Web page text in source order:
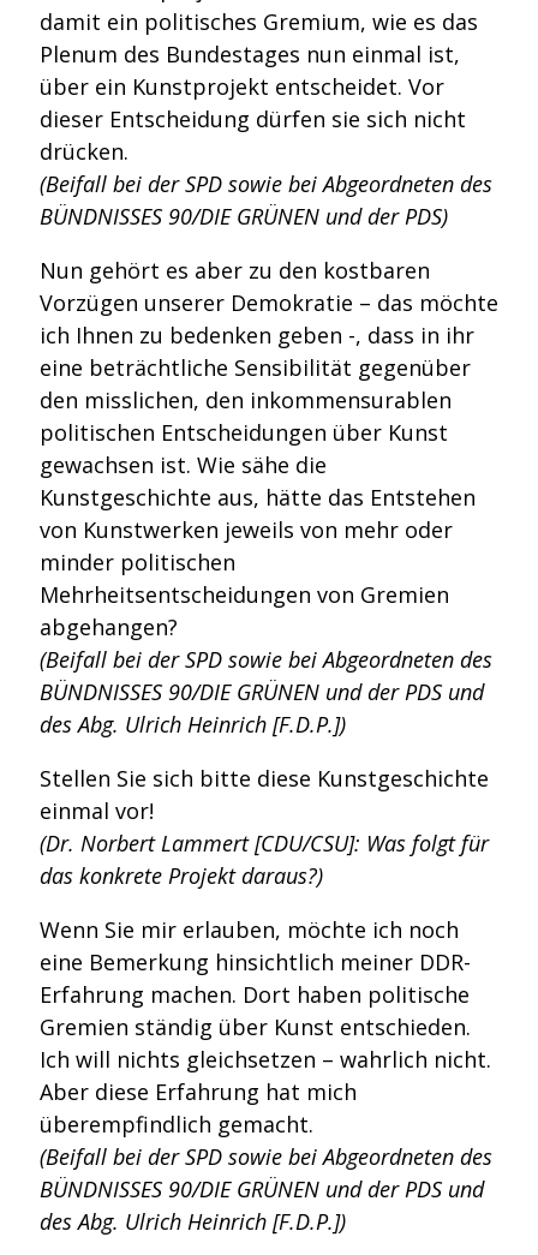
damit ein politisches Gremium, wie es das
Plenum des Bundestages nun einmal ist,
über ein Kunstprojekt entscheidet. Vor
dieser Entscheidung dürfen sie sich nicht
drücken.
(Beifall bei der SPD sowie bei Abgeordneten des
BÜNDNISSES 90/DIE GRÜNEN und der PDS)
Nun gehört es aber zu den kostbaren
Vorzügen unserer Demokratie – das möchte
ich Ihnen zu bedenken geben -, dass in ihr
eine beträchtliche Sensibilität gegenüber
den misslichen, den inkommensurablen
politischen Entscheidungen über Kunst
gewachsen ist. Wie sähe die
Kunstgeschichte aus, hätte das Entstehen
von Kunstwerken jeweils von mehr oder
minder politischen
Mehrheitsentscheidungen von Gremien
abgehangen?
(Beifall bei der SPD sowie bei Abgeordneten des
BÜNDNISSES 90/DIE GRÜNEN und der PDS und
des Abg. Ulrich Heinrich [F.D.P.])
Stellen Sie sich bitte diese Kunstgeschichte
einmal vor!
(Dr. Norbert Lammert [CDU/CSU]: Was folgt für
das konkrete Projekt daraus?)
Wenn Sie mir erlauben, möchte ich noch
eine Bemerkung hinsichtlich meiner DDR-
Erfahrung machen. Dort haben politische
Gremien ständig über Kunst entschieden.
Ich will nichts gleichsetzen – wahrlich nicht.
Aber diese Erfahrung hat mich
überempfindlich gemacht.
(Beifall bei der SPD sowie bei Abgeordneten des
BÜNDNISSES 90/DIE GRÜNEN und der PDS und
des Abg. Ulrich Heinrich [F.D.P.])